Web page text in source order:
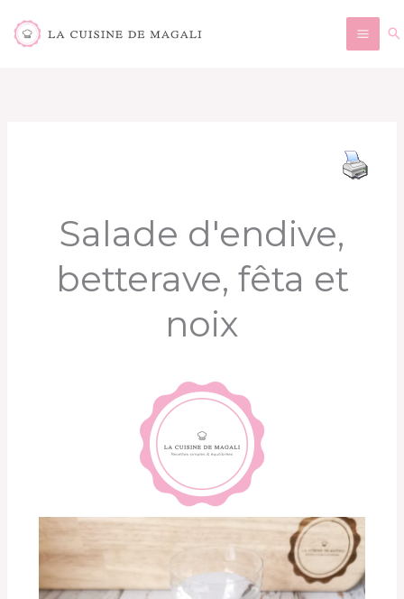
au
Salade d'endive,
betterave, fêta et
noix